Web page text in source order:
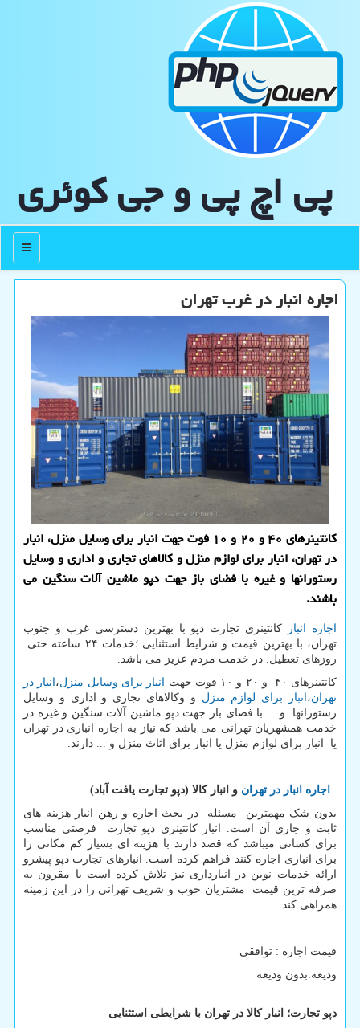
پی اچ پی و جی كوئری
منو
اجاره انبار در غرب تهران
كانتینرهای ۴۰ و ۲۰ و ۱۰ فوت جهت انبار برای وسایل منزل، انبار
در تهران، انبار برای لوازم منزل و كالاهای تجاری و اداری و وسایل
رستورانها و غیره با فضای باز جهت دپو ماشین آلات سنگین می
باشند.
اجاره انبار
كانتینری تجارت دپو با بهترین دسترسی غرب و جنوب
تهران، با بهترین قیمت و شرایط استثنایی ؛خدمات ۲۴ ساعته حتی
روزهای تعطیل. در خدمت مردم عزیز می باشد.
کانتینرهای ۴۰ و ۲۰ و ۱۰ فوت جهت
انبار برای وسایل منزل،انبار در
تهران،انبار برای لوازم منزل و وکالاهای تجاری و اداری و وسایل
رستورانها و ....با فضای باز جهت دپو ماشین آلات سنگین و غیره در
خدمت همشهریان تهرانی می باشد که نیاز به اجاره انباری در تهران
یا انبار برای لوازم منزل یا انبار برای اثاث منزل و ... دارند.
اجاره انبار در تهران و انبار کالا (دپو تجارت یافت آباد)
بدون شک مهمترین مسئله در بحث اجاره و رهن انبار هزینه های
ثابت و جاری آن است. انبار کانتینری دپو تجارت فرصتی مناسب
برای کسانی میباشد که قصد دارند با هزینه ای بسیار کم مکانی را
برای انباری اجاره کنند فراهم کرده است. انبارهای تجارت دپو پیشرو
ارائه خدمات نوین در انبارداری نیز تلاش کرده است با مقرون به
صرفه ترین قیمت مشتریان خوب و شریف تهرانی را در این زمینه
همراهی کند .
قیمت اجاره : توافقی
ودیعه:بدون ودیعه
دپو تجارت؛ انبار کالا در تهران با شرایطی استثنایی